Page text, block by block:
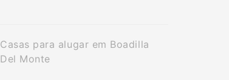
Casas para alugar em Boadilla
Del Monte